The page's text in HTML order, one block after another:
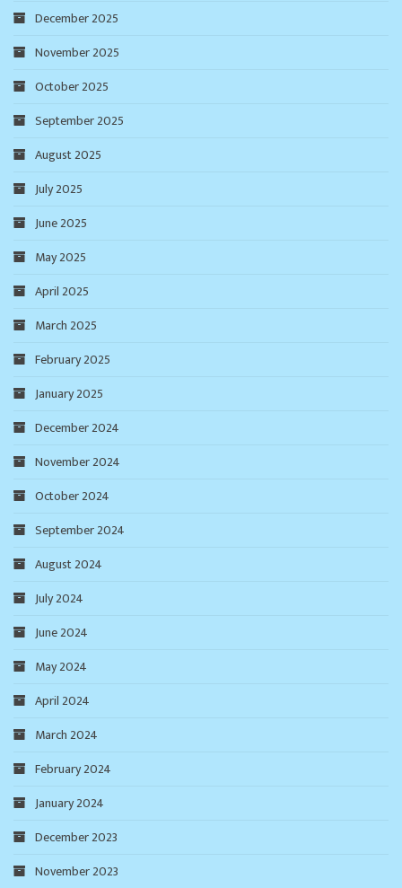
December 2025
November 2025
October 2025
September 2025
August 2025
July 2025
June 2025
May 2025
April 2025
March 2025
February 2025
January 2025
December 2024
November 2024
October 2024
September 2024
August 2024
July 2024
June 2024
May 2024
April 2024
March 2024
February 2024
January 2024
December 2023
November 2023